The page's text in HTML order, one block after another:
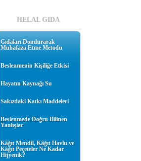
HELAL GIDA
Gıdaları Dondurarak
Muhafaza Etme Metodu
Beslenmenin Kişiliğe Etkisi
Hayatın Kaynağı Su
Sakızdaki Katkı Maddeleri
Beslenmede Doğru Bilinen
Yanlışlar
Kâğıt Mendil, Kâğıt Havlu ve
Kâğıt Peçeteler Ne Kadar
Hijyenik?